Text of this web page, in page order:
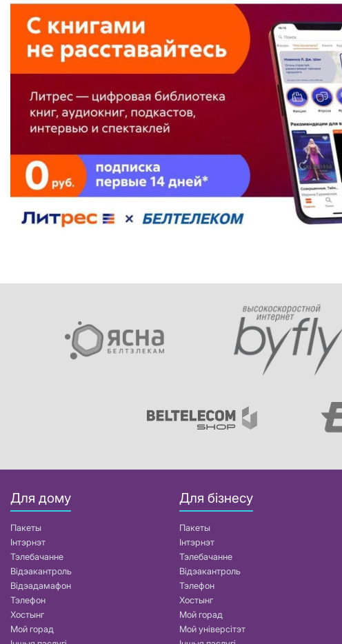
Для дому
Пакеты
Інтэрнэт
Тэлебачанне
Відэакантроль
Відэадамафон
Тэлефон
Хостынг
Мой горад
Для бізнесу
Пакеты
Інтэрнэт
Тэлебачанне
Відэакантроль
Тэлефон
Хостынг
Мой горад
Мой універсітэт